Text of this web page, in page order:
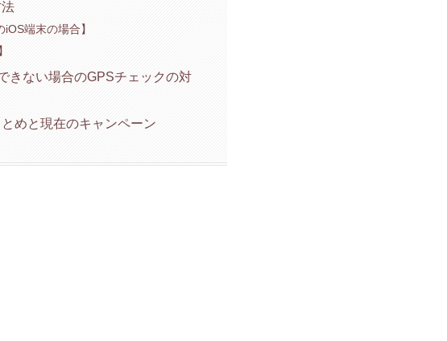
端末の場合】
きない場合のGPSチェックの対
めと現在のキャンペーン